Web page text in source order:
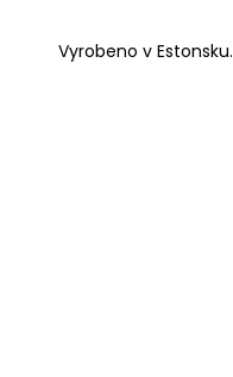
Vyrobeno v Estonsku.